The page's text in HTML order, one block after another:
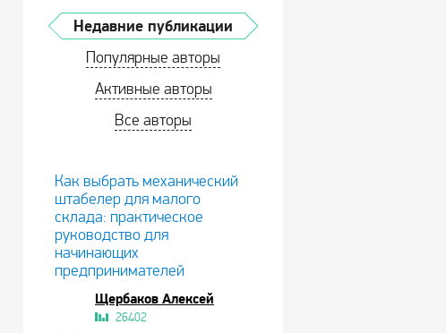
Недавние публикации
Популярные авторы
Активные авторы
Все авторы
Как выбрать механический
штабелер для малого
склада: практическое
руководство для
начинающих
предпринимателей
Щербаков Алексей
26402